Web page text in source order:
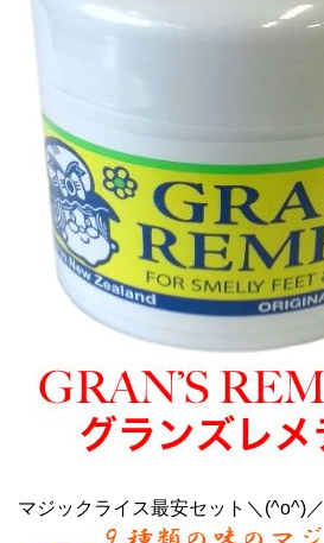
マジックライス最安セット＼(^o^)／